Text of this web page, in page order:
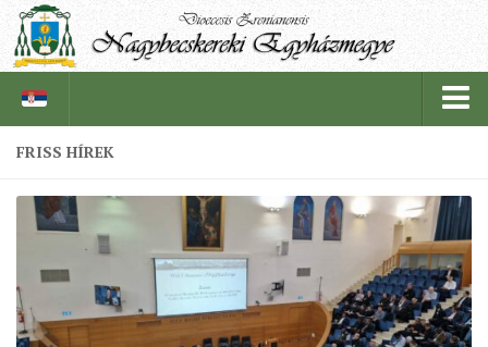
PÜSPÖK
TÖRTÉNELEM
EGYHÁZI INTÉZMÉNYEINK
EGYHÁZMEGYEI LEVÉLTÁR
FRISS HÍREK